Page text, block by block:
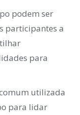
podem ser
participantes a
para
utilizada
para lidar